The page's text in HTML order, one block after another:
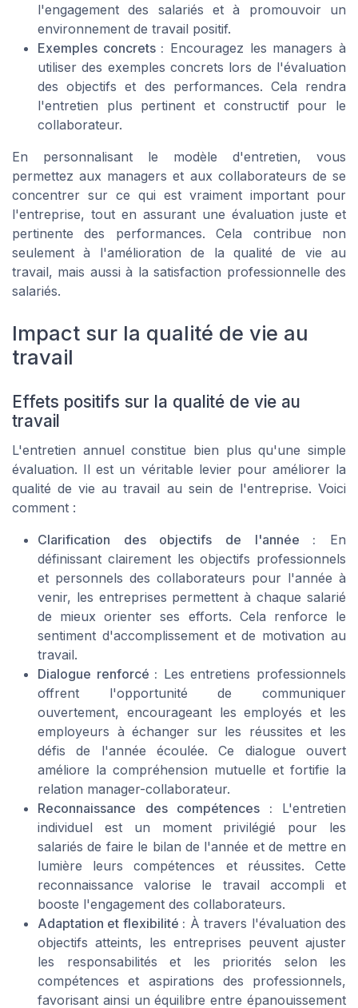
l'engagement des salariés et à promouvoir un
environnement de travail positif.
Exemples concrets : Encouragez les managers à
utiliser des exemples concrets lors de l'évaluation
des objectifs et des performances. Cela rendra
l'entretien plus pertinent et constructif pour le
collaborateur.
En personnalisant le modèle d'entretien, vous
permettez aux managers et aux collaborateurs de se
concentrer sur ce qui est vraiment important pour
l'entreprise, tout en assurant une évaluation juste et
pertinente des performances. Cela contribue non
seulement à l'amélioration de la qualité de vie au
travail, mais aussi à la satisfaction professionnelle des
salariés.
Impact sur la qualité de vie au
travail
Effets positifs sur la qualité de vie au
travail
L'entretien annuel constitue bien plus qu'une simple
évaluation. Il est un véritable levier pour améliorer la
qualité de vie au travail au sein de l'entreprise. Voici
comment :
Clarification des objectifs de l'année : En
définissant clairement les objectifs professionnels
et personnels des collaborateurs pour l'année à
venir, les entreprises permettent à chaque salarié
de mieux orienter ses efforts. Cela renforce le
sentiment d'accomplissement et de motivation au
travail.
Dialogue renforcé : Les entretiens professionnels
offrent l'opportunité de communiquer
ouvertement, encourageant les employés et les
employeurs à échanger sur les réussites et les
défis de l'année écoulée. Ce dialogue ouvert
améliore la compréhension mutuelle et fortifie la
relation manager-collaborateur.
Reconnaissance des compétences : L'entretien
individuel est un moment privilégié pour les
salariés de faire le bilan de l'année et de mettre en
lumière leurs compétences et réussites. Cette
reconnaissance valorise le travail accompli et
booste l'engagement des collaborateurs.
Adaptation et flexibilité : À travers l'évaluation des
objectifs atteints, les entreprises peuvent ajuster
les responsabilités et les priorités selon les
compétences et aspirations des professionnels,
favorisant ainsi un équilibre entre épanouissement